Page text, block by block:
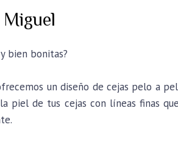
Miguel
bien bonitas?
un diseño de cejas pelo a
piel de tus cejas con líneas finas